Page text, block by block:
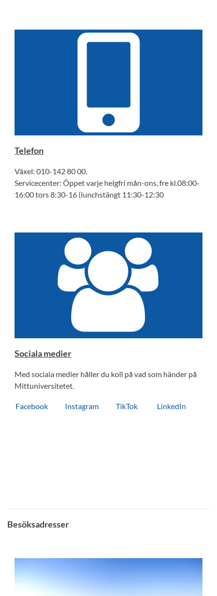
Telefon
Växel: 010-142 80 00.
Servicecenter: Öppet varje helgfri mån-ons, fre kl.08:00-
16:00 tors 8:30-16 (lunchstängt 11:30-12:30
Sociala medier
Med sociala medier håller du koll på vad som händer på
Mittuniversitetet.
Facebook Instagram TikTok LinkedIn
Besöksadresser